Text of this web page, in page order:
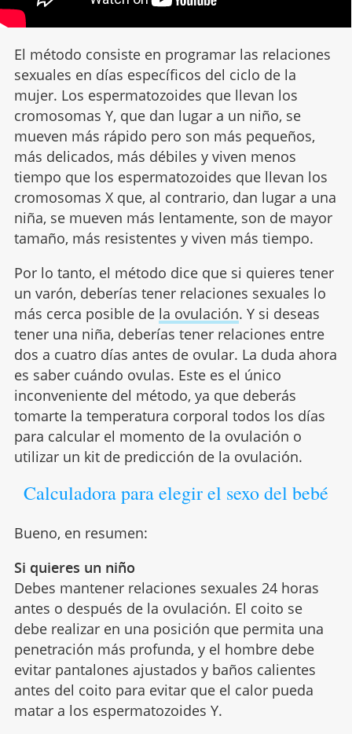
El método consiste en programar las relaciones
sexuales en días específicos del ciclo de la
mujer. Los espermatozoides que llevan los
cromosomas Y, que dan lugar a un niño, se
mueven más rápido pero son más pequeños,
más delicados, más débiles y viven menos
tiempo que los espermatozoides que llevan los
cromosomas X que, al contrario, dan lugar a una
niña, se mueven más lentamente, son de mayor
tamaño, más resistentes y viven más tiempo.
Por lo tanto, el método dice que si quieres tener
un varón, deberías tener relaciones sexuales lo
más cerca posible de la ovulación. Y si deseas
tener una niña, deberías tener relaciones entre
dos a cuatro días antes de ovular. La duda ahora
es saber cuándo ovulas. Este es el único
inconveniente del método, ya que deberás
tomarte la temperatura corporal todos los días
para calcular el momento de la ovulación o
utilizar un kit de predicción de la ovulación.
Calculadora para elegir el sexo del bebé
Bueno, en resumen:
Si quieres un niño
Debes mantener relaciones sexuales 24 horas
antes o después de la ovulación. El coito se
debe realizar en una posición que permita una
penetración más profunda, y el hombre debe
evitar pantalones ajustados y baños calientes
antes del coito para evitar que el calor pueda
matar a los espermatozoides Y.